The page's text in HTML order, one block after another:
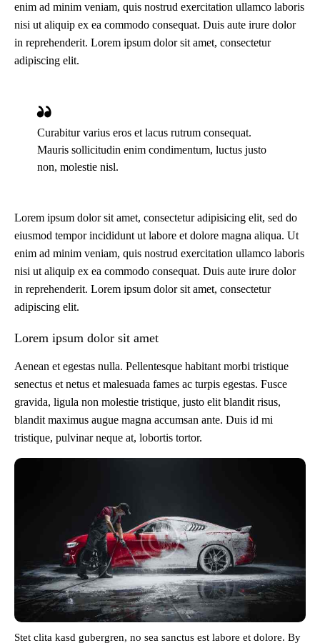
enim ad minim veniam, quis nostrud exercitation ullamco laboris
nisi ut aliquip ex ea commodo consequat. Duis aute irure dolor
in reprehenderit. Lorem ipsum dolor sit amet, consectetur
adipiscing elit.
Curabitur varius eros et lacus rutrum consequat.
Mauris sollicitudin enim condimentum, luctus justo
non, molestie nisl.
Lorem ipsum dolor sit amet, consectetur adipisicing elit, sed do
eiusmod tempor incididunt ut labore et dolore magna aliqua. Ut
enim ad minim veniam, quis nostrud exercitation ullamco laboris
nisi ut aliquip ex ea commodo consequat. Duis aute irure dolor
in reprehenderit. Lorem ipsum dolor sit amet, consectetur
adipiscing elit.
Lorem ipsum dolor sit amet
Aenean et egestas nulla. Pellentesque habitant morbi tristique
senectus et netus et malesuada fames ac turpis egestas. Fusce
gravida, ligula non molestie tristique, justo elit blandit risus,
blandit maximus augue magna accumsan ante. Duis id mi
tristique, pulvinar neque at, lobortis tortor.
Stet clita kasd gubergren, no sea sanctus est labore et dolore. By